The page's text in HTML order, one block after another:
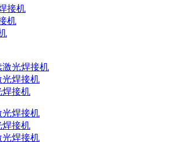
接机
机
激光焊接机
光焊接机
焊接机
光焊接机
焊接机
光焊接机